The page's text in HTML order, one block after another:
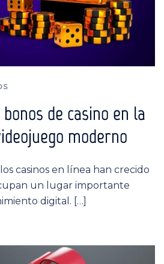
de casino en la
moderno
casinos en línea han crecido
un lugar importante
digital. […]